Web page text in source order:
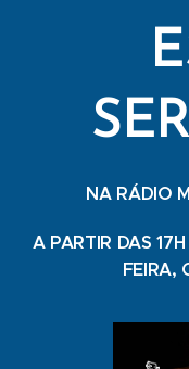
NA RÁDIO
A PARTIR DAS
FEIRA,